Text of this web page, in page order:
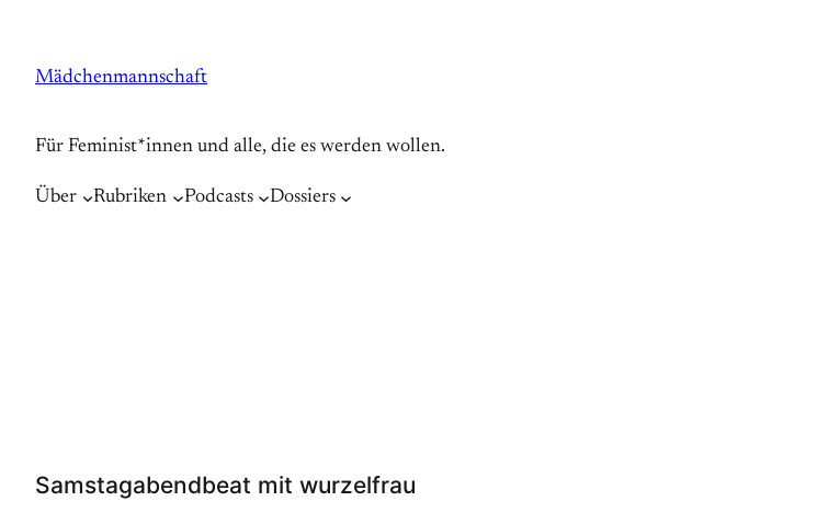
springen
Mädchenmannschaft
Für Feminist*innen und alle, die es werden wollen.
Über Rubriken Podcasts Dossiers
Samstagabendbeat mit wurzelfrau